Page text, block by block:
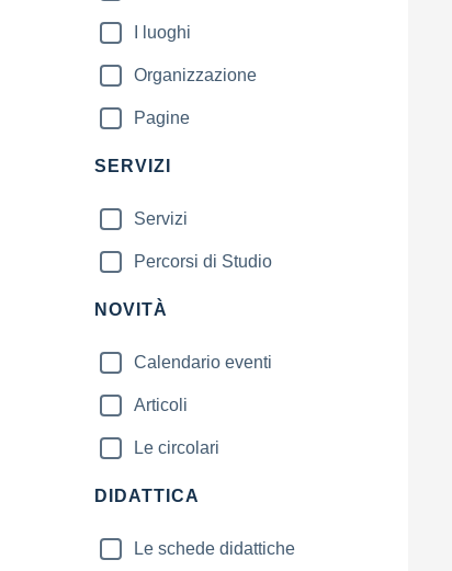
I luoghi
Organizzazione
Pagine
SERVIZI
Servizi
Percorsi di Studio
NOVITÀ
Calendario eventi
Articoli
Le circolari
DIDATTICA
Le schede didattiche